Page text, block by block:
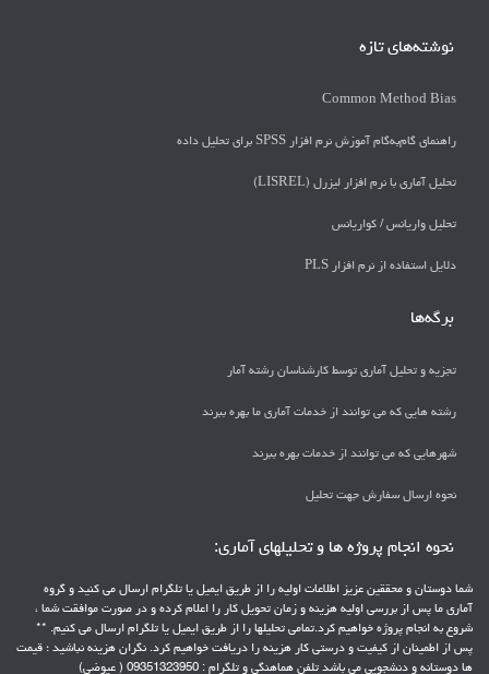
نوشته‌های تازه
Common Method Bias
راهنمای گام‌به‌گام آموزش نرم افزار SPSS برای تحلیل داده
تحلیل آماری با نرم افزار لیزرل (LISREL)
تحليل واريانس / كواريانس
دلايل استفاده از نرم افزار PLS
برگه‌ها
تجزیه و تحلیل آماری توسط کارشناسان رشته آمار
رشته هایی که می توانند از خدمات آماری ما بهره ببرند
شهرهایی که می توانند از خدمات بهره ببرند
نحوه ارسال سفارش جهت تحلیل
نحوه انجام پروژه ها و تحلیلهای آماری:
شما دوستان و محققین عزیز اطلاعات اولیه را از طریق ایمیل یا تلگرام ارسال می کنید و گروه
آماری ما پس از بررسی اولیه هزینه و زمان تحویل کار را اعلام کرده و در صورت موافقت شما ،
شروع به انجام پروژه خواهیم کرد.تمامی تحلیلها را از طریق ایمیل یا تلگرام ارسال می کنیم. **
پس از اطمینان از کیفیت و درستی کار هزینه را دریافت خواهیم کرد. نگران هزینه نباشید ؛ قیمت
ها دوستانه و دنشجویی می باشد تلفن هماهنگی و تلگرام : 09351323950 ( عیوضی)